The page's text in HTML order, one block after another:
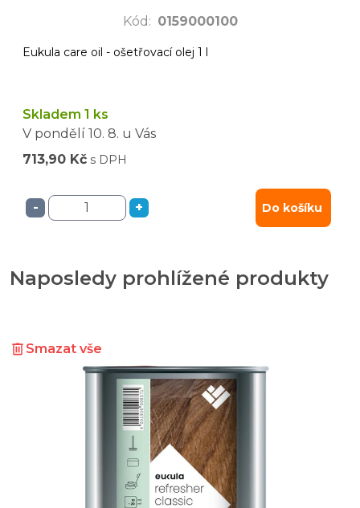
Kód : 0159000100
Eukula care oil - ošetřovací olej 1 l
Skladem 1 ks
V pondělí 10. 8. u Vás
713,90 Kč s DPH
- + Do košíku
Naposledy prohlížené produkty
Smazat vše